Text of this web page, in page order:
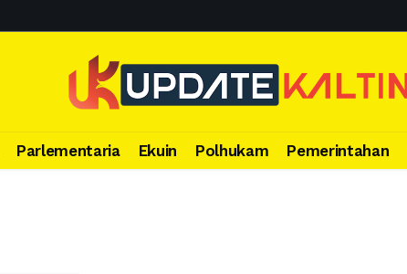
Parlementaria Ekuin Polhukam Pemerintahan